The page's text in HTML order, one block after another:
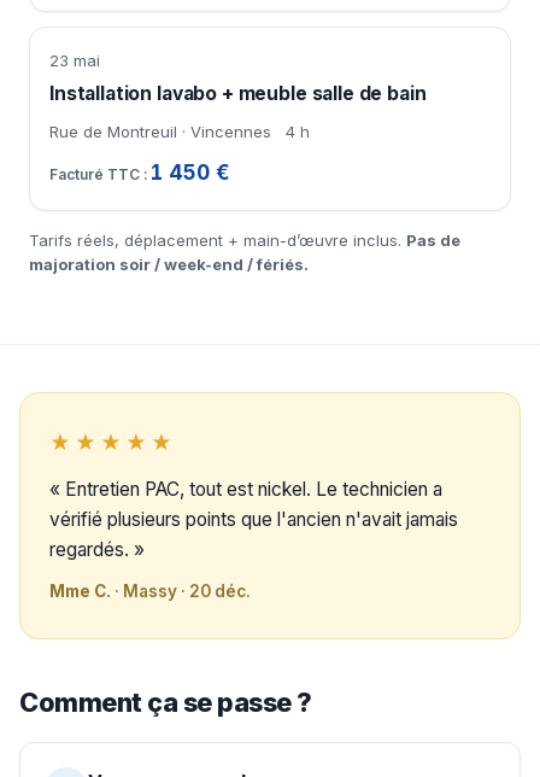
23 mai
Installation lavabo + meuble salle de bain
Rue de Montreuil · Vincennes 4 h
1 450 €
Tarifs réels, déplacement + main-d’œuvre inclus. Pas de
majoration soir / week-end / fériés.
★★★★★
« Entretien PAC, tout est nickel. Le technicien a
vérifié plusieurs points que l'ancien n'avait jamais
regardés. »
Mme C. · Massy · 20 déc.
Comment ça se passe ?